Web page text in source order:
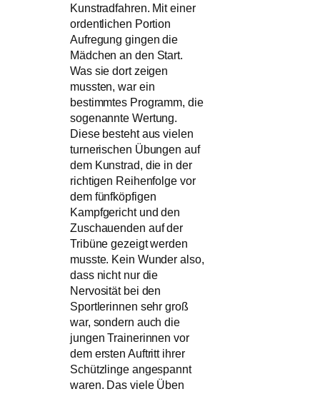
Kunstradfahren. Mit einer
ordentlichen Portion
Aufregung gingen die
Mädchen an den Start.
Was sie dort zeigen
mussten, war ein
bestimmtes Programm, die
sogenannte Wertung.
Diese besteht aus vielen
turnerischen Übungen auf
dem Kunstrad, die in der
richtigen Reihenfolge vor
dem fünfköpfigen
Kampfgericht und den
Zuschauenden auf der
Tribüne gezeigt werden
musste. Kein Wunder also,
dass nicht nur die
Nervosität bei den
Sportlerinnen sehr groß
war, sondern auch die
jungen Trainerinnen vor
dem ersten Auftritt ihrer
Schützlinge angespannt
waren. Das viele Üben